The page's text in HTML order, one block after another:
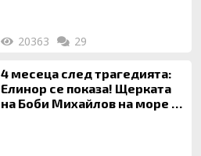
20363 29
4 месеца след трагедията:
Елинор се показа! Щерката
на Боби Михайлов на море с